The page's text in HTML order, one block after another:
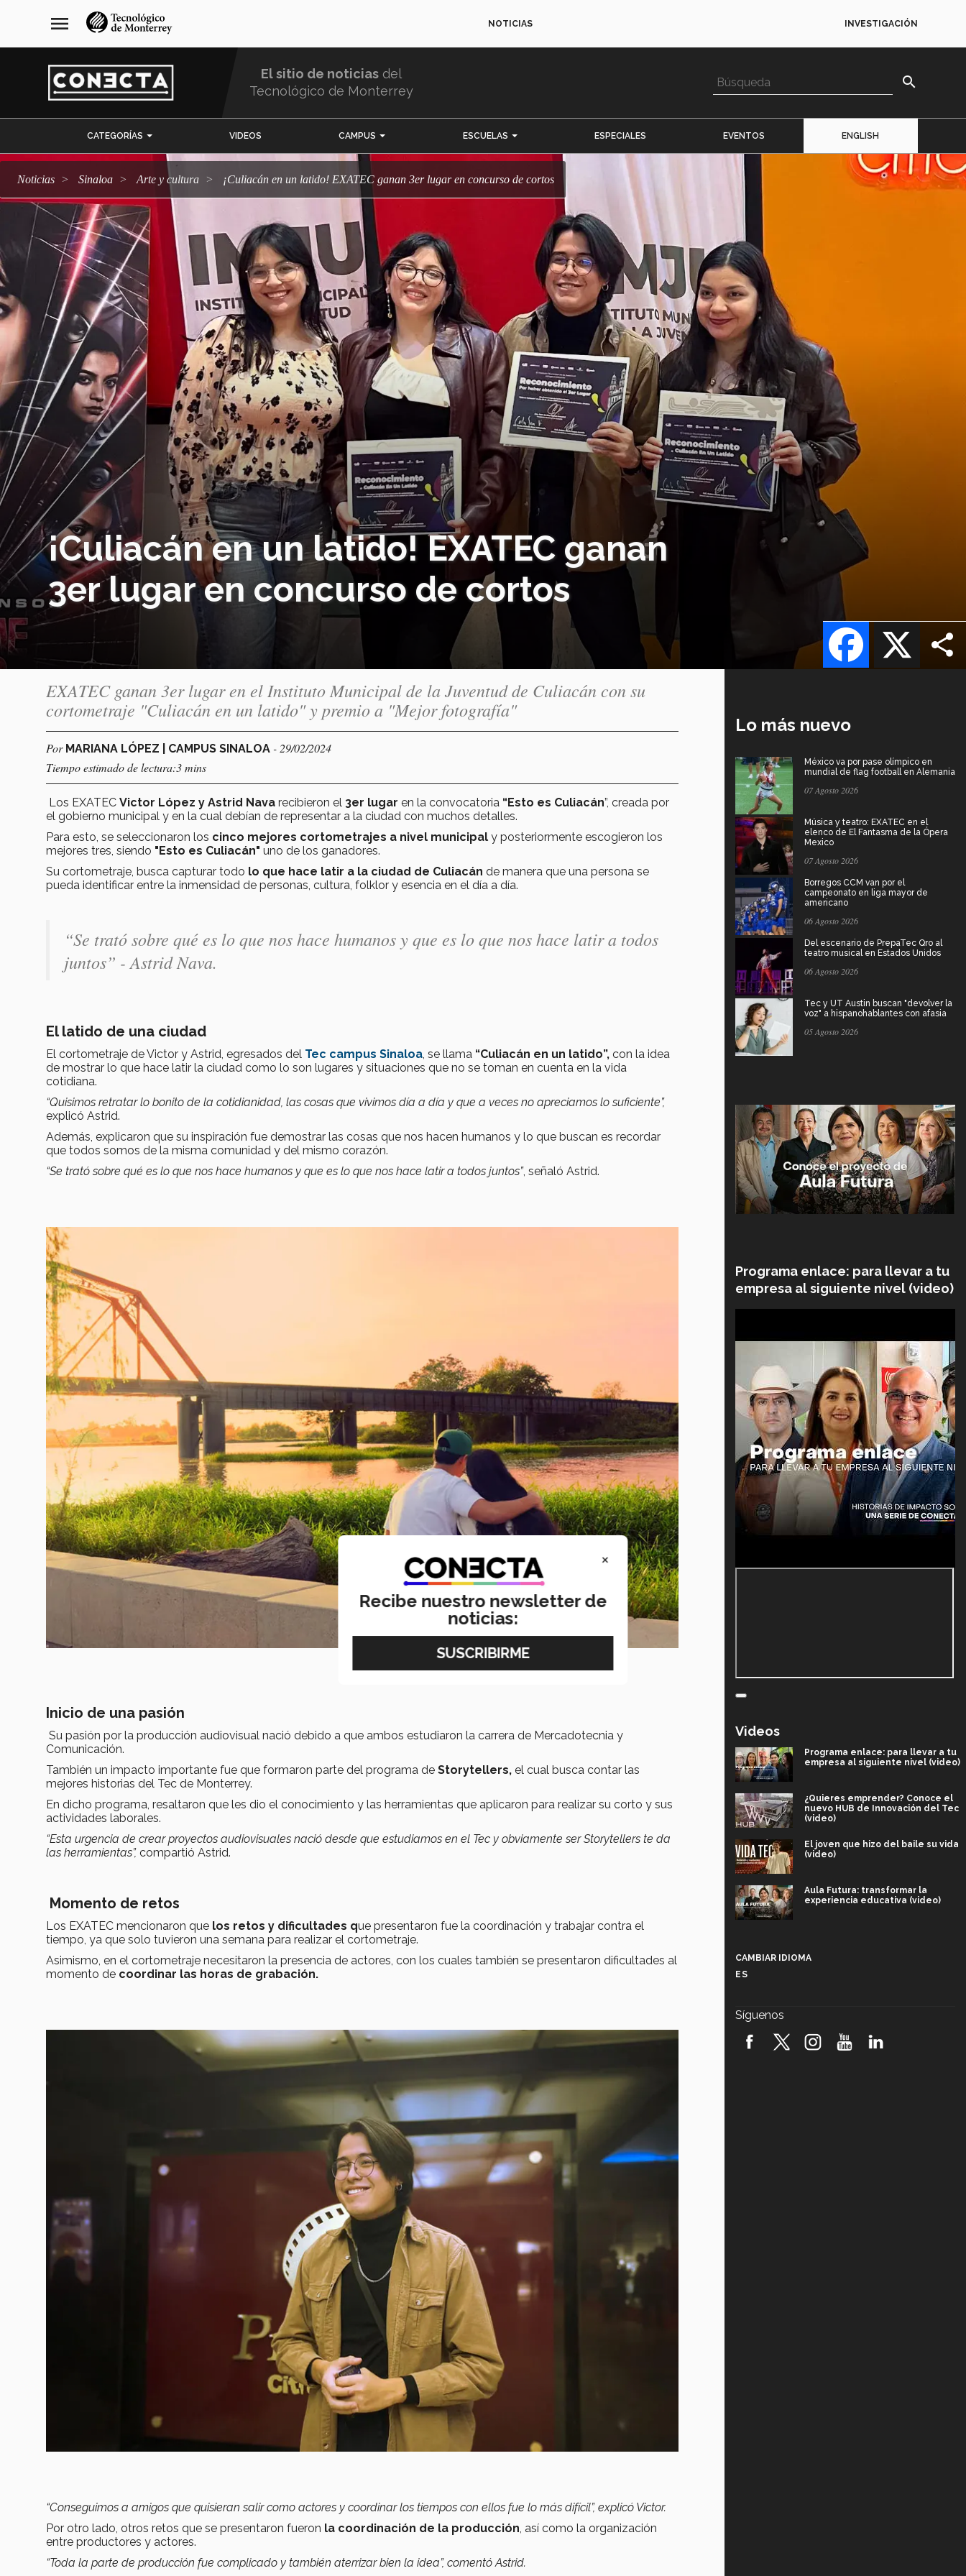
navegación
principal
menu NOTICIAS INVESTIGACIÓN
El sitio de noticias del
Tecnológico de Monterrey
search
CATEGORÍAS VIDEOS CAMPUS ESCUELAS ESPECIALES EVENTOS ENGLISH
Noticias Sinaloa arte y cultura ¡Culiacán en un latido! EXATEC ganan 3er lugar en concurso de cortos
¡Culiacán en un latido! EXATEC ganan
3er lugar en concurso de cortos
X
Facebook
EXATEC ganan 3er lugar en el Instituto Municipal de la Juventud de Culiacán con su
cortometraje "Culiacán en un latido" y premio a "Mejor fotografía"
Por MARIANA LÓPEZ | CAMPUS SINALOA - 29/02/2024
Tiempo estimado de lectura:3 mins
Los EXATEC Victor López y Astrid Nava recibieron el 3er lugar en la convocatoria “Esto es Culiacán”, creada por
el gobierno municipal y en la cual debían de representar a la ciudad con muchos detalles.
Para esto, se seleccionaron los cinco mejores cortometrajes a nivel municipal y posteriormente escogieron los
mejores tres, siendo "Esto es Culiacán" uno de los ganadores.
Su cortometraje, busca capturar todo lo que hace latir a la ciudad de Culiacán de manera que una persona se
pueda identificar entre la inmensidad de personas, cultura, folklor y esencia en el día a día.
“Se trató sobre qué es lo que nos hace humanos y que es lo que nos hace latir a todos
juntos” - Astrid Nava.
El latido de una ciudad
El cortometraje de Victor y Astrid, egresados del Tec campus Sinaloa , se llama “Culiacán en un latido”, con la idea
de mostrar lo que hace latir la ciudad como lo son lugares y situaciones que no se toman en cuenta en la vida
cotidiana.
“Quisimos retratar lo bonito de la cotidianidad, las cosas que vivimos día a día y que a veces no apreciamos lo suficiente”,
explicó Astrid.
Además, explicaron que su inspiración fue demostrar las cosas que nos hacen humanos y lo que buscan es recordar
que todos somos de la misma comunidad y del mismo corazón.
“Se trató sobre qué es lo que nos hace humanos y que es lo que nos hace latir a todos juntos”, señaló Astrid.
Inicio de una pasión
Su pasión por la producción audiovisual nació debido a que ambos estudiaron la carrera de Mercadotecnia y
Comunicación.
También un impacto importante fue que formaron parte del programa de Storytellers, el cual busca contar las
mejores historias del Tec de Monterrey.
En dicho programa, resaltaron que les dio el conocimiento y las herramientas que aplicaron para realizar su corto y sus
actividades laborales.
“Esta urgencia de crear proyectos audiovisuales nació desde que estudiamos en el Tec y obviamente ser Storytellers te da
las herramientas”, compartió Astrid.
Momento de retos
Los EXATEC mencionaron que los retos y dificultades que presentaron fue la coordinación y trabajar contra el
tiempo, ya que solo tuvieron una semana para realizar el cortometraje.
Asimismo, en el cortometraje necesitaron la presencia de actores, con los cuales también se presentaron dificultades al
momento de coordinar las horas de grabación.
“Conseguimos a amigos que quisieran salir como actores y coordinar los tiempos con ellos fue lo más difícil”, explicó Victor.
Por otro lado, otros retos que se presentaron fueron la coordinación de la producción, así como la organización
entre productores y actores.
“Toda la parte de producción fue complicado y también aterrizar bien la idea”, comentó Astrid.
Lo más nuevo
México va por pase olímpico en
mundial de flag football en Alemania
07 Agosto 2026
Música y teatro: EXATEC en el
elenco de El Fantasma de la Ópera
Mexico
07 Agosto 2026
Borregos CCM van por el
campeonato en liga mayor de
americano
06 Agosto 2026
Del escenario de PrepaTec Qro al
teatro musical en Estados Unidos
06 Agosto 2026
Tec y UT Austin buscan "devolver la
voz" a hispanohablantes con afasia
05 Agosto 2026
Programa enlace: para llevar a tu
empresa al siguiente nivel (video)
Videos
Programa enlace: para llevar a tu
empresa al siguiente nivel (video)
¿Quieres emprender? Conoce el
nuevo HUB de Innovación del Tec
(video)
El joven que hizo del baile su vida
(video)
Aula Futura: transformar la
experiencia educativa (video)
robótica FIRST 2026! (video)
CAMBIAR IDIOMA
ES
Síguenos
×
Recibe nuestro newsletter de
noticias: